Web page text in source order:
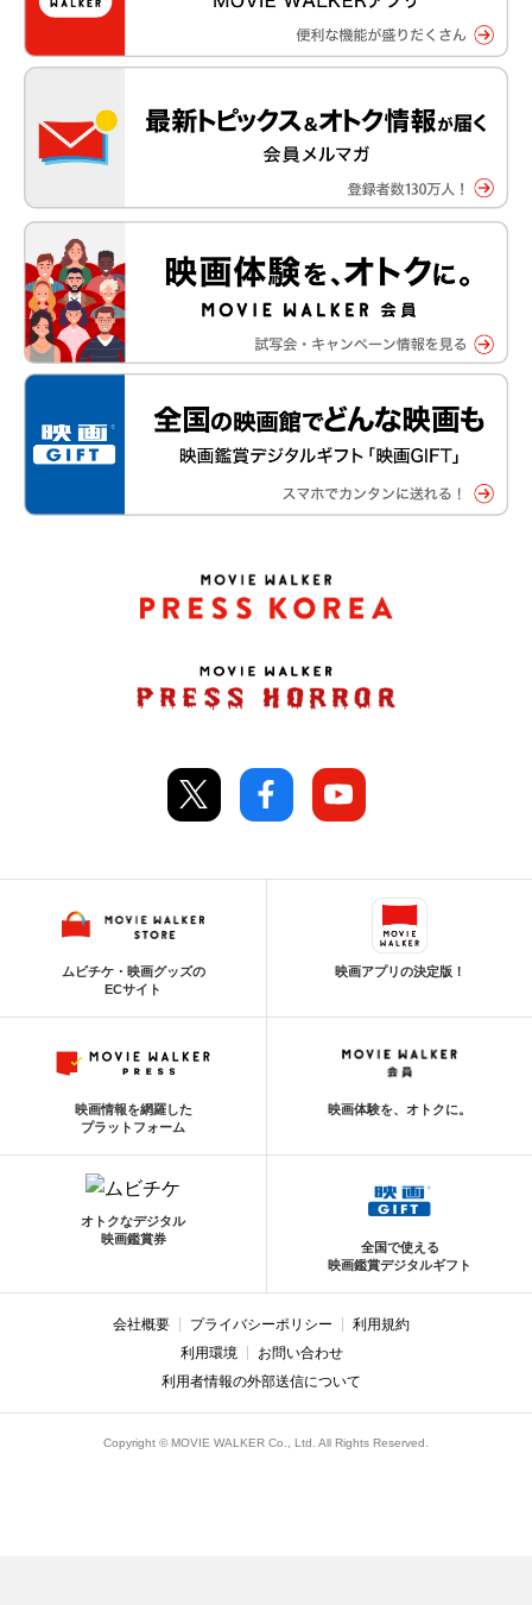
ムビチケ・映画グッズの
ECサイト
映画アプリの決定版！
映画情報を網羅した
プラットフォーム
映画体験を、オトクに。
オトクなデジタル
映画鑑賞券
全国で使える
映画鑑賞デジタルギフト
会社概要 プライバシーポリシー
利用規約
利用環境
お問い合わせ
利用者情報の外部送信について
Copyright © MOVIE WALKER Co., Ltd. All Rights Reserved.